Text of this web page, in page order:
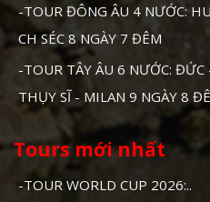
-TOUR ĐÔNG ÂU 4 NƯỚC:
CH SÉC 8 NGÀY 7 ĐÊM
-TOUR TÂY ÂU 6 NƯỚC:
THỤY SĨ - MILAN 9 NGÀY 8
Tours mới nhất
-TOUR WORLD CUP 2026:..